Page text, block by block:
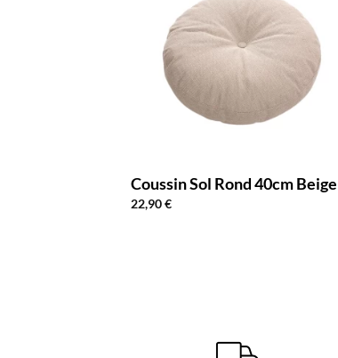
Coussin Sol Rond 40cm Beige
22,90€